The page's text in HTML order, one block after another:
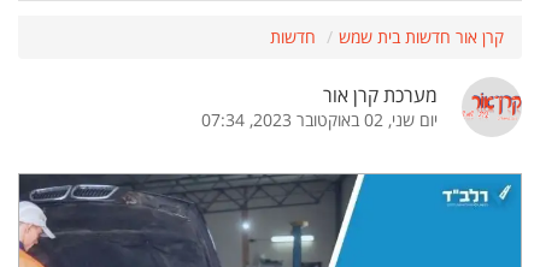
קרן אור חדשות בית שמש חדשות
מערכת קרן אור
יום שני, 02 באוקטובר 2023, 07:34